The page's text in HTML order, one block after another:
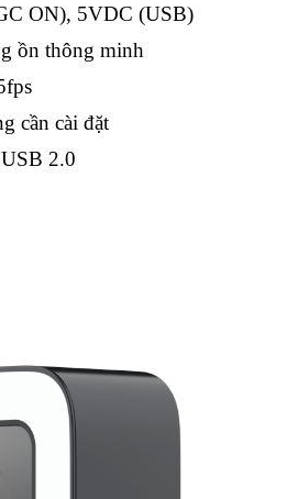
ON), 5VDC (USB)
ồn thông minh
cần cài đặt
2.0